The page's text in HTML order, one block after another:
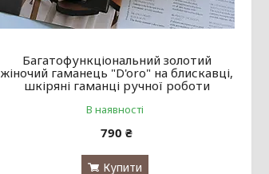
Багатофункціональний золотий
жіночий гаманець "D'oro" на блискавці,
шкіряні гаманці ручної роботи
В наявності
790 ₴
Купити